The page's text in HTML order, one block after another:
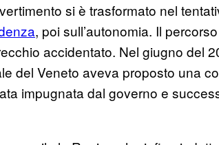
si è trasformato nel
, poi sull’autonomia. Il
accidentato. Nel giugno del
del Veneto aveva proposto una
impugnata dal governo e